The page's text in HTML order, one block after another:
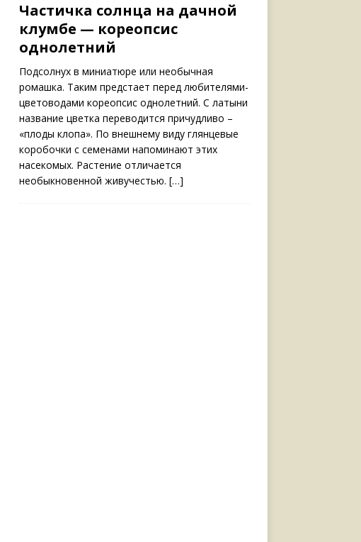
Частичка солнца на дачной
клумбе — кореопсис
однолетний
Подсолнух в миниатюре или необычная
ромашка. Таким предстает перед любителями-
цветоводами кореопсис однолетний. С латыни
название цветка переводится причудливо –
«плоды клопа». По внешнему виду глянцевые
коробочки с семенами напоминают этих
насекомых. Растение отличается
необыкновенной живучестью. […]